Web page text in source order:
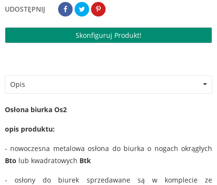
UDOSTĘPNIJ
Skonfiguruj Produkt!
Opis
Osłona biurka Os2
opis produktu:
- nowoczesna metalowa osłona do biurka o nogach okrągłych
Bto lub kwadratowych Btk
- osłony do biurek sprzedawane są w komplecie ze